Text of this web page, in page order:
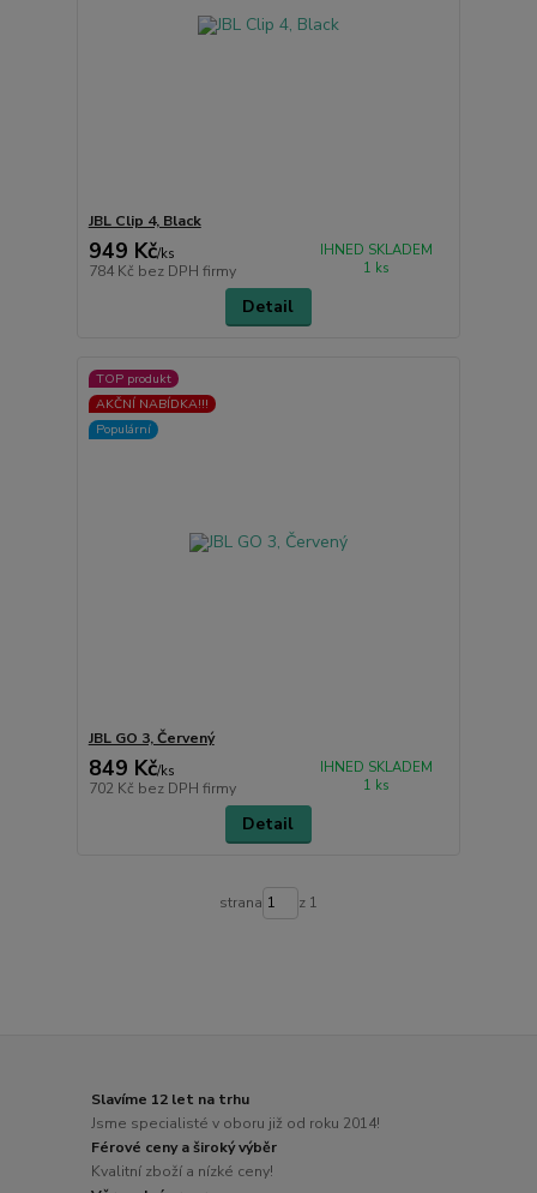
JBL Clip 4, Black
949 Kč/ks
784 Kč bez DPH firmy
IHNED SKLADEM
1 ks
Detail
TOP produkt
AKČNÍ NABÍDKA!!!
Populární
JBL GO 3, Červený
849 Kč/ks
702 Kč bez DPH firmy
IHNED SKLADEM
1 ks
Detail
strana z 1
Slavíme 12 let na trhu
Jsme specialisté v oboru již od roku 2014!
Férové ceny a široký výběr
Kvalitní zboží a nízké ceny!